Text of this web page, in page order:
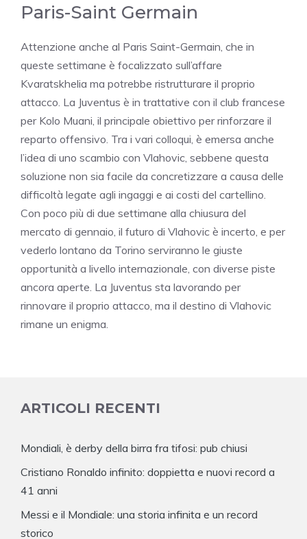
Paris-Saint Germain
Attenzione anche al Paris Saint-Germain, che in
queste settimane è focalizzato sull’affare
Kvaratskhelia ma potrebbe ristrutturare il proprio
attacco. La Juventus è in trattative con il club francese
per Kolo Muani, il principale obiettivo per rinforzare il
reparto offensivo. Tra i vari colloqui, è emersa anche
l’idea di uno scambio con Vlahovic, sebbene questa
soluzione non sia facile da concretizzare a causa delle
difficoltà legate agli ingaggi e ai costi del cartellino.
Con poco più di due settimane alla chiusura del
mercato di gennaio, il futuro di Vlahovic è incerto, e per
vederlo lontano da Torino serviranno le giuste
opportunità a livello internazionale, con diverse piste
ancora aperte. La Juventus sta lavorando per
rinnovare il proprio attacco, ma il destino di Vlahovic
rimane un enigma.
ARTICOLI RECENTI
Mondiali, è derby della birra fra tifosi: pub chiusi
Cristiano Ronaldo infinito: doppietta e nuovi record a
41 anni
Messi e il Mondiale: una storia infinita e un record
storico